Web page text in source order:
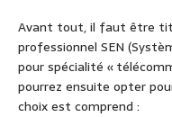
Avant tout, il faut être
professionnel SEN
pour spécialité «
pourrez ensuite opter
choix est comprend :